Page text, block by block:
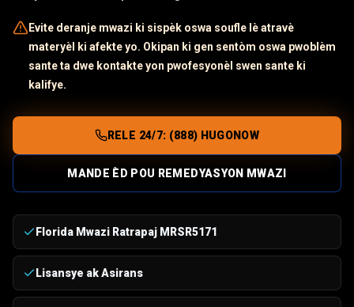
Evite deranje mwazi ki sispèk oswa soufle lè atravè
materyèl ki afekte yo. Okipan ki gen sentòm oswa pwoblèm
sante ta dwe kontakte yon pwofesyonèl swen sante ki
kalifye.
RELE 24/7: (888) HUGONOW
MANDE ÈD POU REMEDYASYON MWAZI
Florida Mwazi Ratrapaj MRSR5171
Lisansye ak Asirans